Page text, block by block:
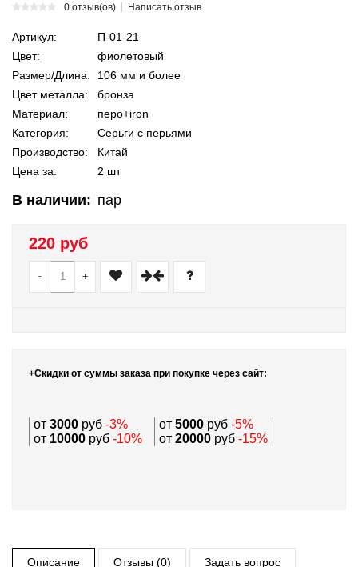
0 отзыв(ов) Написать отзыв
Артикул:
П-01-21
Цвет:
фиолетовый
Размер/Длина:
106 мм и более
Цвет металла:
бронза
Материал:
перо+iron
Категория:
Серьги с перьями
Производство:
Китай
Цена за:
2 шт
В наличии: пар
220 руб
- +
+Скидки от суммы заказа при покупке через сайт:
от 3000 руб -3% от 5000 руб -5%
от 10000 руб -10% от 20000 руб -15%
Описание Отзывы (0) Задать вопрос